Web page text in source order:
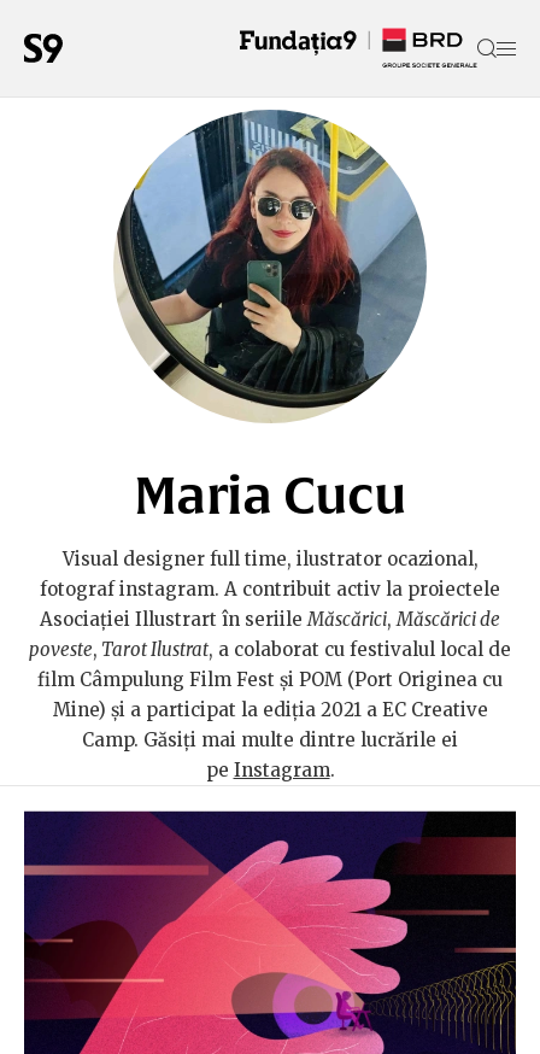
Maria Cucu
Visual designer full time, ilustrator ocazional,
fotograf instagram. A contribuit activ la proiectele
Asociației Illustrart în seriileMăscărici,Măscărici de
poveste, Tarot Ilustrat, a colaborat cu festivalul local de
film Câmpulung Film Fest și POM (Port Originea cu
Mine) și a participat la ediția 2021 a EC Creative
Camp. Găsiți mai multe dintre lucrările ei
pe Instagram.